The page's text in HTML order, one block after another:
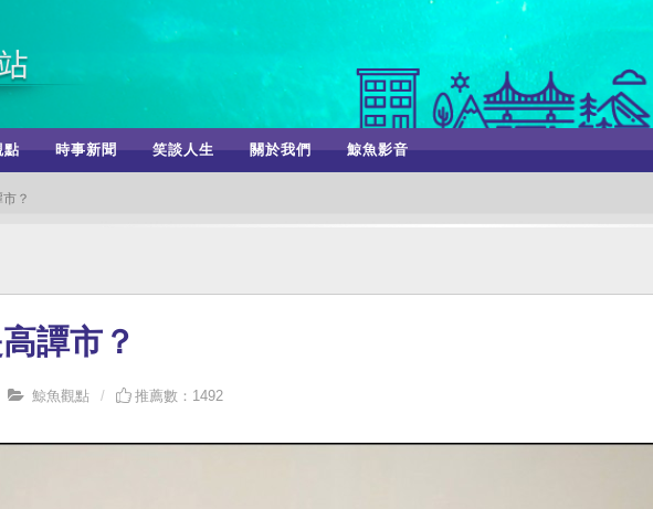
點 時事新聞 笑談人生 關於我們 鯨魚影音
？
譚市？
鯨魚觀點 推薦數：1492